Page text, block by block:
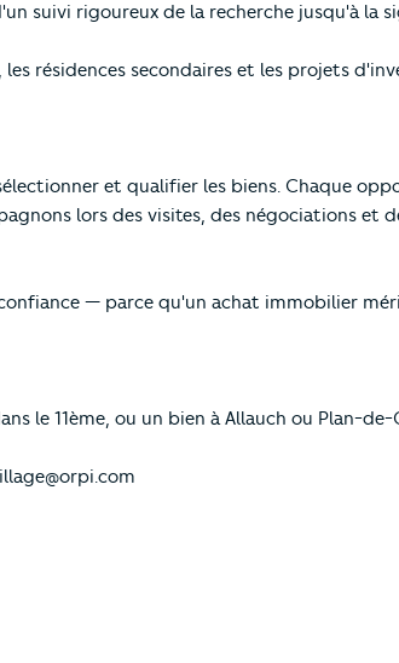
suivi rigoureux de la recherche jusqu'à la
résidences secondaires et les projets
et qualifier les biens. Chaque
lors des visites, des négociations et
— parce qu'un achat immobilier
le 11ème, ou un bien à Allauch ou Plan-